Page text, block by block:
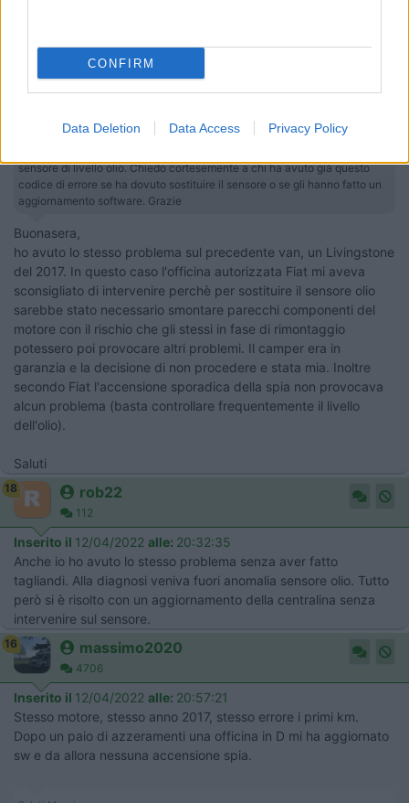
CONFIRM
Data Deletion Data Access Privacy Policy
12/04/2022 alle:
Aggiornamento: dopo varie difficoltà dovute alla casualità dell'errore,
sensore di livello olio. Chiedo cortesemente a chi ha avuto già questo
codice di errore se ha dovuto sostituire il sensore o se gli hanno fatto un
aggiornamento software. Grazie
Buonasera,
ho avuto lo stesso problema sul precedente van, un Livingstone
del 2017. In questo caso l'officina autorizzata Fiat mi aveva
sconsigliato di intervenire perchè per sostituire il sensore olio
sarebbe stato necessario smontare parecchi componenti del
motore con il rischio che gli stessi in fase di rimontaggio
potessero poi provocare altri problemi. Il camper era in
garanzia e la decisione di non procedere e stata mia. Inoltre
secondo Fiat l'accensione sporadica della spia non provocava
alcun problema (basta controllare frequentemente il livello
dell'olio).
Saluti
18 rob22
112
Inserito il 12/04/2022 alle: 20:32:35
Anche io ho avuto lo stesso problema senza aver fatto
tagliandi. Alla diagnosi veniva fuori anomalia sensore olio. Tutto
però si è risolto con un aggiornamento della centralina senza
intervenire sul sensore.
16 massimo2020
4706
Inserito il 12/04/2022 alle: 20:57:21
Stesso motore, stesso anno 2017, stesso errore i primi km.
Dopo un paio di azzeramenti una officina in D mi ha aggiornato
sw e da allora nessuna accensione spia.